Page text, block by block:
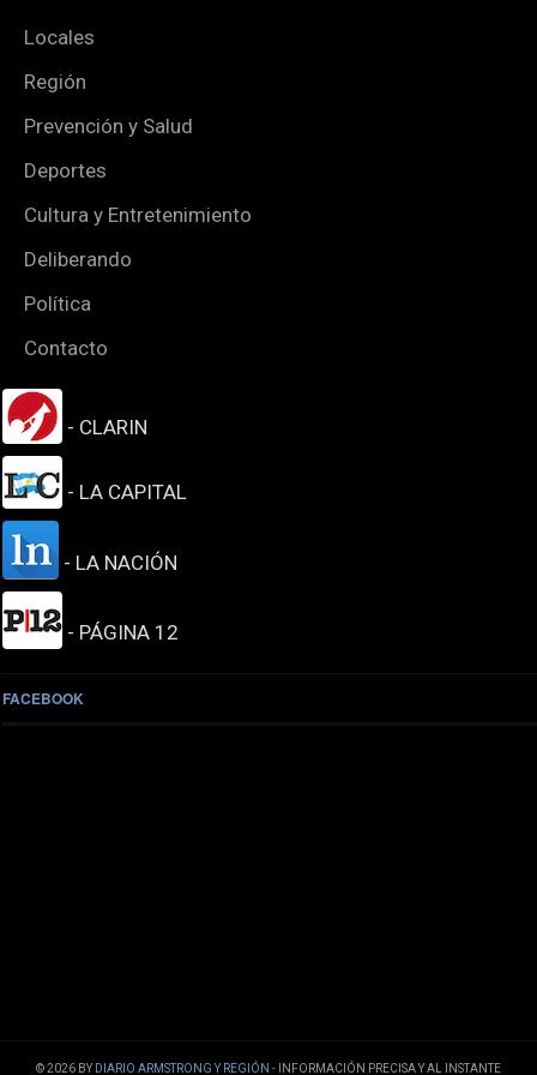
Locales
Región
Prevención y Salud
Deportes
Cultura y Entretenimiento
Deliberando
Política
Contacto
- CLARIN
- LA CAPITAL
- LA NACIÓN
- PÁGINA 12
FACEBOOK
© 2026 BY DIARIO ARMSTRONG Y REGIÓN - INFORMACIÓN PRECISA Y AL INSTANTE